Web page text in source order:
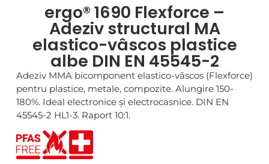
ergo® 1690 Flexforce –
Adeziv structural MA
elastico-vâscos plastice
albe DIN EN 45545-2
Adeziv MMA bicomponent elastico-vâscos (Flexforce)
pentru plastice, metale, compozite. Alungire 150-
180%. Ideal electronice și electrocasnice. DIN EN
45545-2 HL1-3. Raport 10:1.